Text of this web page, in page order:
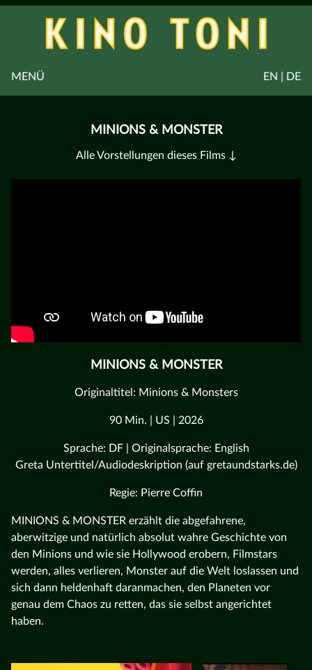
EN | DE
MENÜ
MINIONS & MONSTER
Alle Vorstellungen dieses Films ↓
MINIONS & MONSTER
Originaltitel: Minions & Monsters
90 Min. | US | 2026
Sprache: DF | Originalsprache: English
Greta Untertitel/Audiodeskription (auf gretaundstarks.de)
Regie: Pierre Coffin
MINIONS & MONSTER erzählt die abgefahrene,
aberwitzige und natürlich absolut wahre Geschichte von
den Minions und wie sie Hollywood erobern, Filmstars
werden, alles verlieren, Monster auf die Welt loslassen und
sich dann heldenhaft daranmachen, den Planeten vor
genau dem Chaos zu retten, das sie selbst angerichtet
haben.